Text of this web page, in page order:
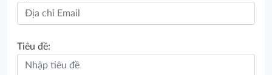
Tiêu đề: